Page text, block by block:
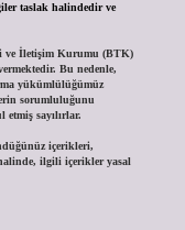
taslak halindedir ve
ve İletişim Kurumu (BTK)
Bu nedenle,
yükümlülüğümüz
sorumluluğunu
sayılırlar.
içerikleri,
ilgili içerikler yasal